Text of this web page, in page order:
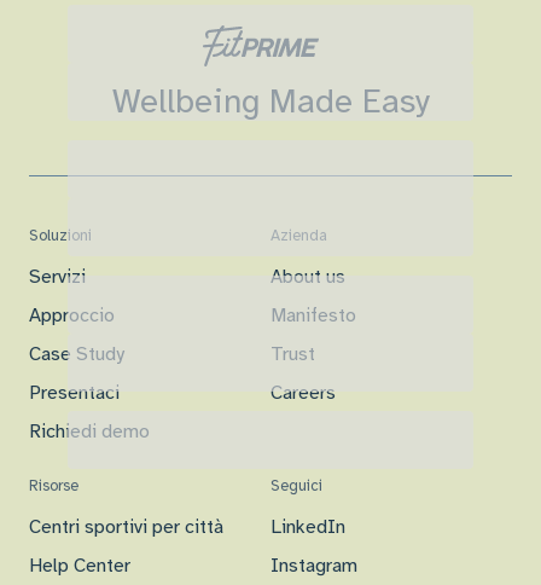
Wellbeing Made Easy
Soluzioni
Servizi
Approccio
Case Study
Presentaci
Richiedi demo
Azienda
About us
Manifesto
Trust
Careers
Risorse
Centri sportivi per città
Help Center
Seguici
LinkedIn
Instagram